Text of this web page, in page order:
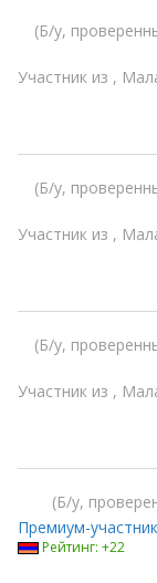
Б/у,
Участник из ,
Б/у,
Участник из ,
Б/у,
Участник из ,
Б/у,
Премиум-
Рейтинг: +22